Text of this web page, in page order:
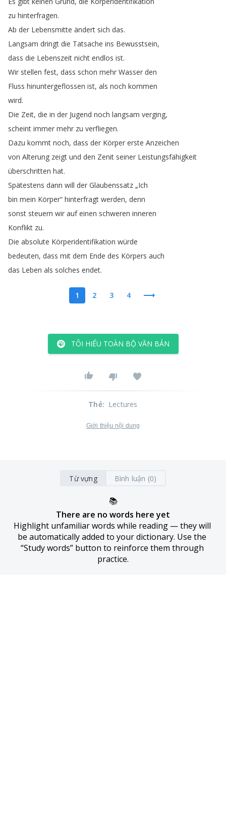
zu hinterfragen.
Ab der Lebensmitte ändert sich das.
Langsam dringt die Tatsache ins Bewusstsein,
dass die Lebenszeit nicht endlos ist.
Wir stellen fest, dass schon mehr Wasser den
Fluss hinuntergeflossen ist, als noch kommen
wird.
Die Zeit, die in der Jugend noch langsam verging,
scheint immer mehr zu verfliegen.
Dazu kommt noch, dass der Körper erste Anzeichen
von Alterung zeigt und den Zenit seiner Leistungsfähigkeit
überschritten hat.
Spätestens dann will der Glaubenssatz „Ich
bin mein Körper“ hinterfragt werden, denn
sonst steuern wir auf einen schweren inneren
Konflikt zu.
Die absolute Körperidentifikation würde
bedeuten, dass mit dem Ende des Körpers auch
das Leben als solches endet.
1 2 3 4
TÔI HIỂU TOÀN BỘ VĂN BẢN
Thẻ: Lectures
Giới thiệu nội dung
Từ vựng Bình luận (0)
📚
There are no words here yet
Highlight unfamiliar words while reading — they will
be automatically added to your dictionary. Use the
“Study words” button to reinforce them through
practice.